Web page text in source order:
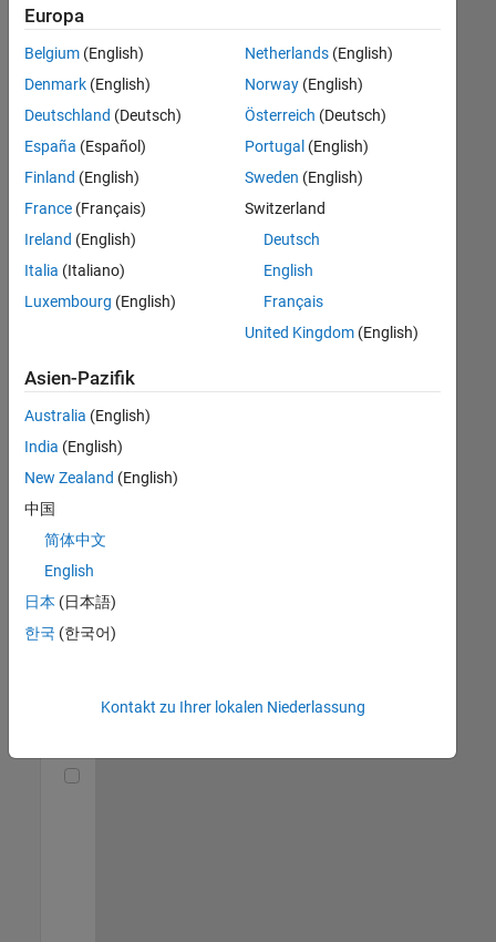
Sie
nach
einem
Standort,
um
alle
in
Ihrer
Region
Account
Manager -
Commercial
(m/f/d)
DE-München
Senior Utilities and Energy Market Developer (m/f/d)
and Energy
Market
Developer
Marketing |
Europa
Belgium (English)
Denmark (English)
Deutschland (Deutsch)
España (Español)
Finland (English)
France (Français)
Ireland (English)
Italia (Italiano)
Luxembourg (English)
Netherlands(English)
Norway(English)
Österreich (Deutsch)
Portugal (English)
Sweden (English)
Switzerland
Deutsch
English
Français
United Kingdom(English)
Asien-Pazifik
Australia (English)
India (English)
New Zealand (English)
中国
简体中文
English
日本 (日本語)
한국 (한국어)
Kontakt zu Ihrer lokalen Niederlassung